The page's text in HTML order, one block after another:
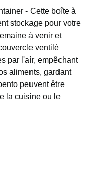
- Cette boîte à
stockage pour votre
à venir et
ventilé
par l'air, empêchant
aliments, gardant
peuvent être
la cuisine ou le